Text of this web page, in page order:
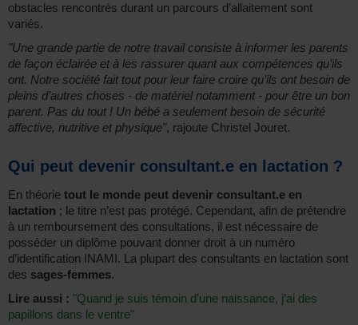
obstacles rencontrés durant un parcours d’allaitement sont
variés.
"Une grande partie de notre travail consiste à informer les parents
de façon éclairée et à les rassurer quant aux compétences qu’ils
ont. Notre société fait tout pour leur faire croire qu’ils ont besoin de
pleins d’autres choses - de matériel notamment - pour être un bon
parent. Pas du tout ! Un bébé a seulement besoin de sécurité
affective, nutritive et physique", rajoute Christel Jouret.
Qui peut devenir consultant.e en lactation ?
En théorie tout le monde peut devenir consultant.e en
lactation ; le titre n’est pas protégé. Cependant, afin de prétendre
à un remboursement des consultations, il est nécessaire de
posséder un diplôme pouvant donner droit à un numéro
d’identification INAMI. La plupart des consultants en lactation sont
des sages-femmes.
Lire aussi : "Quand je suis témoin d’une naissance, j’ai des
papillons dans le ventre"